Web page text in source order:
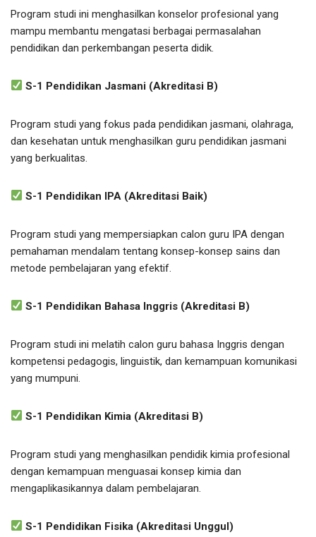
Program studi ini menghasilkan konselor profesional yang
mampu membantu mengatasi berbagai permasalahan
pendidikan dan perkembangan peserta didik.
S-1 Pendidikan Jasmani (Akreditasi B)
Program studi yang fokus pada pendidikan jasmani, olahraga,
dan kesehatan untuk menghasilkan guru pendidikan jasmani
yang berkualitas.
S-1 Pendidikan IPA (Akreditasi Baik)
Program studi yang mempersiapkan calon guru IPA dengan
pemahaman mendalam tentang konsep-konsep sains dan
metode pembelajaran yang efektif.
S-1 Pendidikan Bahasa Inggris (Akreditasi B)
Program studi ini melatih calon guru bahasa Inggris dengan
kompetensi pedagogis, linguistik, dan kemampuan komunikasi
yang mumpuni.
S-1 Pendidikan Kimia (Akreditasi B)
Program studi yang menghasilkan pendidik kimia profesional
dengan kemampuan menguasai konsep kimia dan
mengaplikasikannya dalam pembelajaran.
S-1 Pendidikan Fisika (Akreditasi Unggul)